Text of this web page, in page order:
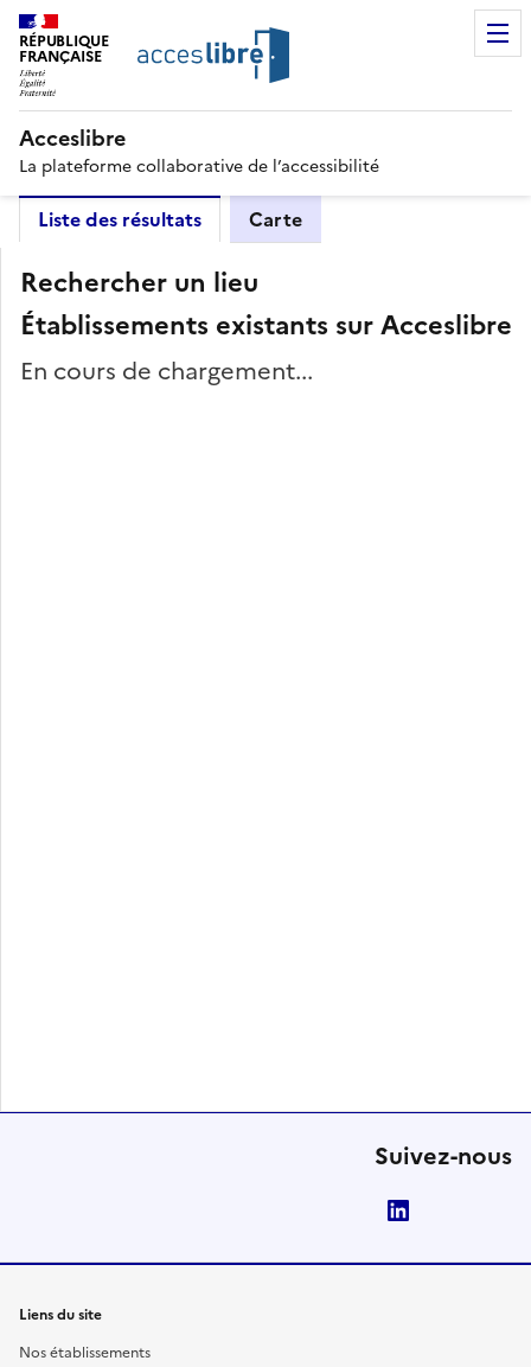
RÉPUBLIQUE
FRANÇAISE
Acceslibre
La plateforme collaborative de l’accessibilité
Liste des résultats Carte
Rechercher un lieu
Établissements existants sur Acceslibre
En cours de chargement...
Suivez-nous
Liens du site
Nos établissements